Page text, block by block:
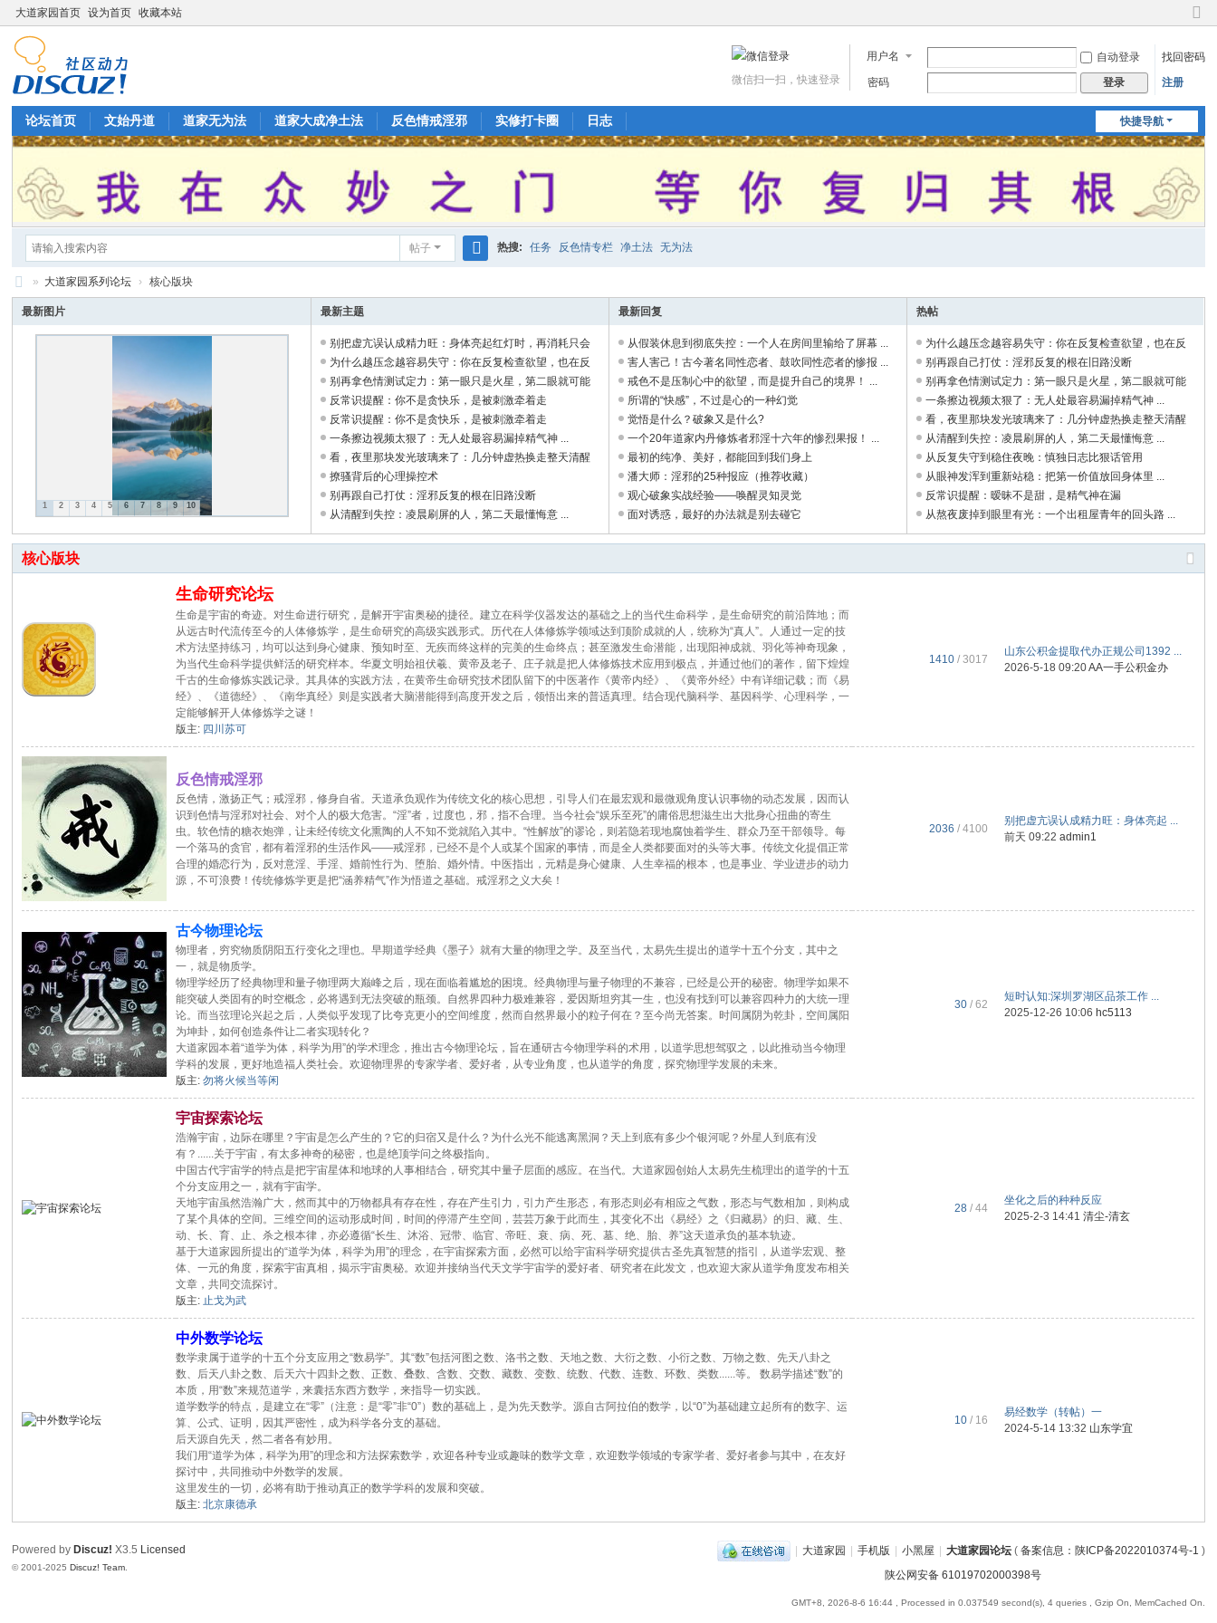
大道家园首页 设为首页 收藏本站
切
到
用户名 自动登录
找回密码
密码
登录 注册
微信扫一扫，快速登录
快捷导航
论坛首页 文始丹道 道家无为法 道家大成净土法 反色情戒淫邪 实修打卡圈 日志
帖子
索
热搜: 任务 反色情专栏 净土法 无为法
大
» 大道家园系列论坛 › 核心版块
最新图片
1 2 3 4 5 6 7 8 9 10
最新主题
别把虚亢误认成精力旺：身体亮起红灯时，再消耗只会
更加疲惫 ...
为什么越压念越容易失守：你在反复检查欲望，也在反
复点亮它 ...
别再拿色情测试定力：第一眼只是火星，第二眼就可能
烧掉整晚 ...
反常识提醒：你不是贪快乐，是被刺激牵着走
反常识提醒：你不是贪快乐，是被刺激牵着走
一条擦边视频太狠了：无人处最容易漏掉精气神 ...
看，夜里那块发光玻璃来了：几分钟虚热换走整天清醒
... 撩骚背后的心理操控术
别再跟自己打仗：淫邪反复的根在旧路没断
从清醒到失控：凌晨刷屏的人，第二天最懂悔意 ...
最新回复
从假装休息到彻底失控：一个人在房间里输给了屏幕 ...
害人害己！古今著名同性恋者、鼓吹同性恋者的惨报 ...
戒色不是压制心中的欲望，而是提升自己的境界！ ...
所谓的“快感”，不过是心的一种幻觉
觉悟是什么？破象又是什么?
一个20年道家内丹修炼者邪淫十六年的惨烈果报！ ...
最初的纯净、美好，都能回到我们身上
潘大师：淫邪的25种报应（推荐收藏）
观心破象实战经验——唤醒灵知灵觉
面对诱惑，最好的办法就是别去碰它
热帖
为什么越压念越容易失守：你在反复检查欲望，也在反
复点亮它 ...
别再跟自己打仗：淫邪反复的根在旧路没断
别再拿色情测试定力：第一眼只是火星，第二眼就可能
烧掉整晚 ...
一条擦边视频太狠了：无人处最容易漏掉精气神 ...
看，夜里那块发光玻璃来了：几分钟虚热换走整天清醒
... 从清醒到失控：凌晨刷屏的人，第二天最懂悔意 ...
从反复失守到稳住夜晚：慎独日志比狠话管用
从眼神发浑到重新站稳：把第一价值放回身体里 ...
反常识提醒：暧昧不是甜，是精气神在漏
从熬夜废掉到眼里有光：一个出租屋青年的回头路 ...
核心版块
生命研究论坛
生命是宇宙的奇迹。对生命进行研究，是解开宇宙奥秘的捷径。建立在科学仪器发达的基础之上的当代生命科学，是生命研究的前沿阵地；而
从远古时代流传至今的人体修炼学，是生命研究的高级实践形式。历代在人体修炼学领域达到顶阶成就的人，统称为“真人”。人通过一定的技
术方法坚持练习，均可以达到身心健康、预知时至、无疾而终这样的完美的生命终点；甚至激发生命潜能，出现阳神成就、羽化等神奇现象，
为当代生命科学提供鲜活的研究样本。华夏文明始祖伏羲、黄帝及老子、庄子就是把人体修炼技术应用到极点，并通过他们的著作，留下煌煌
千古的生命修炼实践记录。其具体的实践方法，在黄帝生命研究技术团队留下的中医著作《黄帝内经》、《黄帝外经》中有详细记载；而《易
经》、《道德经》、《南华真经》则是实践者大脑潜能得到高度开发之后，领悟出来的普适真理。结合现代脑科学、基因科学、心理科学，一
定能够解开人体修炼学之谜！
版主: 四川苏可
1410 / 3017
山东公积金提取代办正规公司1392 ...
2026-5-18 09:20AA一手公积金办
反色情戒淫邪
反色情，激扬正气；戒淫邪，修身自省。天道承负观作为传统文化的核心思想，引导人们在最宏观和最微观角度认识事物的动态发展，因而认
识到色情与淫邪对社会、对个人的极大危害。“淫”者，过度也，邪，指不合理。当今社会“娱乐至死”的庸俗思想滋生出大批身心扭曲的寄生
虫。软色情的糖衣炮弹，让未经传统文化熏陶的人不知不觉就陷入其中。“性解放”的谬论，则若隐若现地腐蚀着学生、群众乃至干部领导。每
一个落马的贪官，都有着淫邪的生活作风——戒淫邪，已经不是个人或某个国家的事情，而是全人类都要面对的头等大事。传统文化提倡正常
合理的婚恋行为，反对意淫、手淫、婚前性行为、堕胎、婚外情。中医指出，元精是身心健康、人生幸福的根本，也是事业、学业进步的动力
源，不可浪费！传统修炼学更是把“涵养精气”作为悟道之基础。戒淫邪之义大矣！
2036 / 4100
别把虚亢误认成精力旺：身体亮起 ...
前天 09:22 admin1
古今物理论坛
物理者，穷究物质阴阳五行变化之理也。早期道学经典《墨子》就有大量的物理之学。及至当代，太易先生提出的道学十五个分支，其中之
一，就是物质学。
物理学经历了经典物理和量子物理两大巅峰之后，现在面临着尴尬的困境。经典物理与量子物理的不兼容，已经是公开的秘密。物理学如果不
能突破人类固有的时空概念，必将遇到无法突破的瓶颈。自然界四种力极难兼容，爱因斯坦穷其一生，也没有找到可以兼容四种力的大统一理
论。而当弦理论兴起之后，人类似乎发现了比夸克更小的空间维度，然而自然界最小的粒子何在？至今尚无答案。时间属阴为乾卦，空间属阳
为坤卦，如何创造条件让二者实现转化？
大道家园本着“道学为体，科学为用”的学术理念，推出古今物理论坛，旨在通研古今物理学科的术用，以道学思想驾驭之，以此推动当今物理
学科的发展，更好地造福人类社会。欢迎物理界的专家学者、爱好者，从专业角度，也从道学的角度，探究物理学发展的未来。
版主:勿将火候当等闲
30 / 62
短时认知​:深圳罗湖区品茶工作 ...
2025-12-26 10:06 hc5113
宇宙探索论坛
浩瀚宇宙，边际在哪里？宇宙是怎么产生的？它的归宿又是什么？为什么光不能逃离黑洞？天上到底有多少个银河呢？外星人到底有没
有？......关于宇宙，有太多神奇的秘密，也是绝顶学问之终极指向。
中国古代宇宙学的特点是把宇宙星体和地球的人事相结合，研究其中量子层面的感应。在当代。大道家园创始人太易先生梳理出的道学的十五
个分支应用之一，就有宇宙学。
天地宇宙虽然浩瀚广大，然而其中的万物都具有存在性，存在产生引力，引力产生形态，有形态则必有相应之气数，形态与气数相加，则构成
了某个具体的空间。三维空间的运动形成时间，时间的停滞产生空间，芸芸万象于此而生，其变化不出《易经》之《归藏易》的归、藏、生、
动、长、育、止、杀之根本律，亦必遵循“长生、沐浴、冠带、临官、帝旺、衰、病、死、墓、绝、胎、养”这天道承负的基本轨迹。
基于大道家园所提出的“道学为体，科学为用”的理念，在宇宙探索方面，必然可以给宇宙科学研究提供古圣先真智慧的指引，从道学宏观、整
体、一元的角度，探索宇宙真相，揭示宇宙奥秘。欢迎并接纳当代天文学宇宙学的爱好者、研究者在此发文，也欢迎大家从道学角度发布相关
文章，共同交流探讨。
版主:止戈为武
28 / 44
坐化之后的种种反应
2025-2-3 14:41清尘-清玄
中外数学论坛
数学隶属于道学的十五个分支应用之“数易学”。其“数”包括河图之数、洛书之数、天地之数、大衍之数、小衍之数、万物之数、先天八卦之
数、后天八卦之数、后天六十四卦之数、正数、叠数、含数、交数、藏数、变数、统数、代数、连数、环数、类数......等。 数易学描述“数”的
本质，用“数”来规范道学，来囊括东西方数学，来指导一切实践。
道学数学的特点，是建立在“零”（注意：是“零”非“0”）数的基础上，是为先天数学。源自古阿拉伯的数学，以“0”为基础建立起所有的数字、运
算、公式、证明，因其严密性，成为科学各分支的基础。
后天源自先天，然二者各有妙用。
我们用“道学为体，科学为用”的理念和方法探索数学，欢迎各种专业或趣味的数学文章，欢迎数学领域的专家学者、爱好者参与其中，在友好
探讨中，共同推动中外数学的发展。
这里发生的一切，必将有助于推动真正的数学学科的发展和突破。
版主:北京康德承
10 / 16
易经数学（转帖）一
2024-5-14 13:32 山东学宜
| 大道家园 | 手机版 | 小黑屋 | 大道家园论坛( 备案信息：陕ICP备2022010374号-1 )
陕公网安备 61019702000398号
GMT+8, 2026-8-6 16:44, Processed in 0.037549 second(s), 4 queries , Gzip On, MemCached On.
Powered by Discuz! X3.5 Licensed
© 2001-2025Discuz! Team